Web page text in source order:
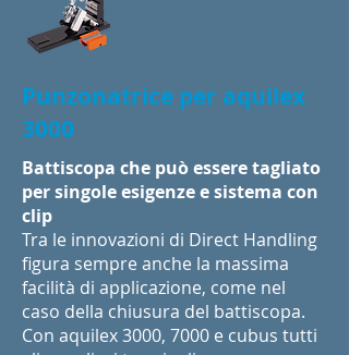
Punzonatrice per aquilex
3000
Battiscopa che può essere tagliato
per singole esigenze e sistema con
clip
Tra le innovazioni di Direct Handling
figura sempre anche la massima
facilità di applicazione, come nel
caso della chiusura del battiscopa.
Con aquilex 3000, 7000 e cubus tutti